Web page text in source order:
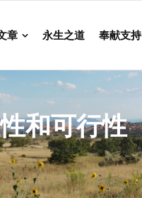
章 永生之道 奉献支持
和可行性